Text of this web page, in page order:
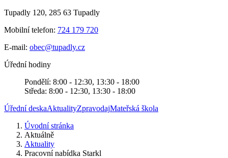
Tupadly 120, 285 63 Tupadly
Mobilní telefon: 724 179 720
E-mail: obec@tupadly.cz
Úřední hodiny
Pondělí: 8:00 - 12:30, 13:30 - 18:00
Středa: 8:00 - 12:30, 13:30 - 18:00
Úřední deskaAktualityZpravodajMateřská škola
Úvodní stránka
Aktuálně
Aktuality
Pracovní nabídka Starkl